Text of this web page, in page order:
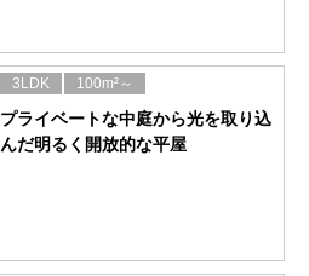
3LDK 100m²～
プライベートな中庭から光を取り込
んだ明るく開放的な平屋